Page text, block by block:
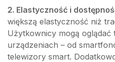
2. Elastyczność i
większą elastyczność niż
Użytkownicy mogą oglądać
urządzeniach – od
telewizory smart.